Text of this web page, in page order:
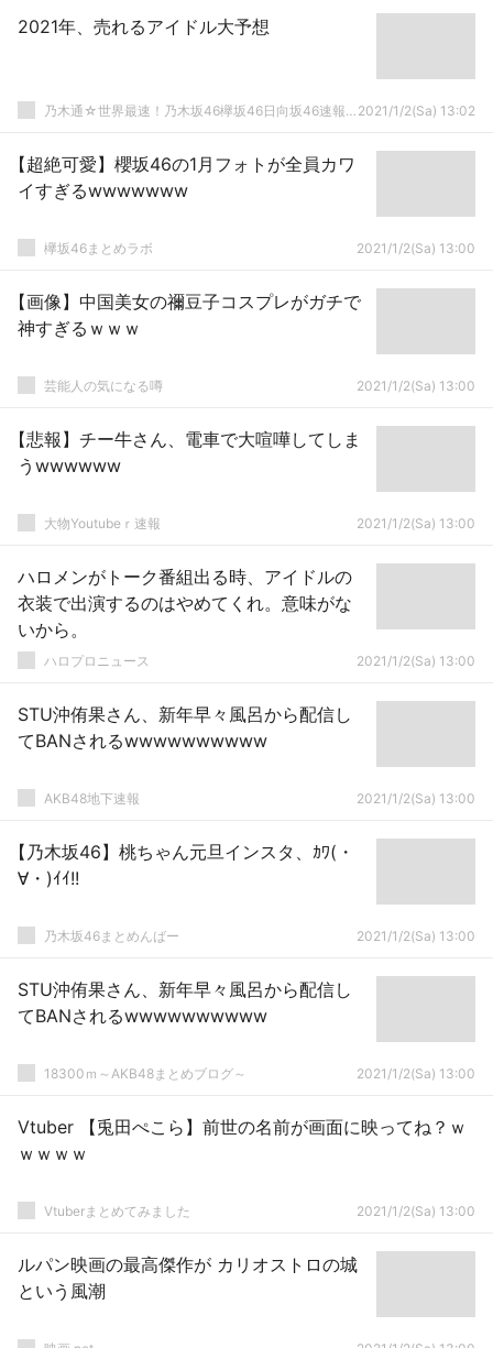
2021年、売れるアイドル大予想
乃木通☆世界最速！乃木坂46欅坂46日向坂46速報まとめ 2021/1/2(Sa) 13:02
【超絶可愛】櫻坂46の1月フォトが全員カワ
イすぎるwwwwwww
欅坂46まとめラボ 2021/1/2(Sa) 13:00
【画像】中国美女の禰豆子コスプレがガチで
神すぎるｗｗｗ
芸能人の気になる噂 2021/1/2(Sa) 13:00
【悲報】チー牛さん、電車で大喧嘩してしま
うwwwwww
大物Youtubeｒ速報 2021/1/2(Sa) 13:00
ハロメンがトーク番組出る時、アイドルの
衣装で出演するのはやめてくれ。意味がな
いから。
ハロプロニュース 2021/1/2(Sa) 13:00
STU沖侑果さん、新年早々風呂から配信し
てBANされるwwwwwwwwww
AKB48地下速報 2021/1/2(Sa) 13:00
【乃木坂46】桃ちゃん元旦インスタ、ｶﾜ(・
∀・)ｲｲ!!
乃木坂46まとめんばー 2021/1/2(Sa) 13:00
STU沖侑果さん、新年早々風呂から配信し
てBANされるwwwwwwwwww
18300ｍ～AKB48まとめブログ～ 2021/1/2(Sa) 13:00
Vtuber 【兎田ぺこら】前世の名前が画面に映ってね？ｗ
ｗｗｗｗ
Vtuberまとめてみました 2021/1/2(Sa) 13:00
ルパン映画の最高傑作が カリオストロの城
という風潮